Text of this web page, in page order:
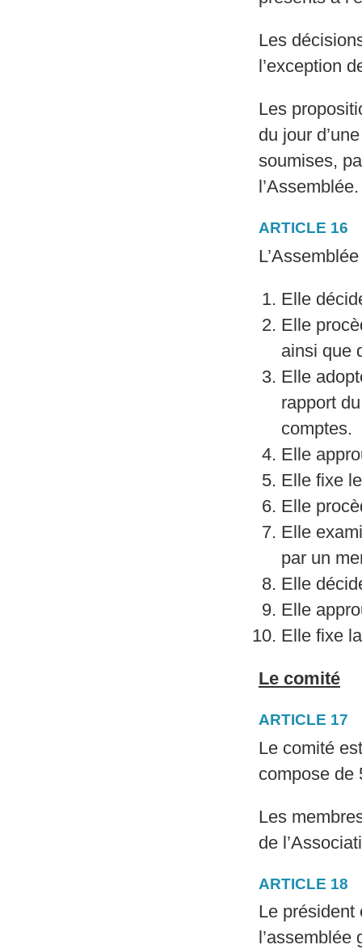
Les
l’exception
Les
du jour
soumises,
l’Assemblée.
ARTICLE 16
Elle
Elle
ainsi que
Elle
rapport
comptes.
Elle
Elle fixe
Elle
Elle
par un
Elle
Elle
Elle fixe
Le comité
ARTICLE 17
Le comité
compose de
Les
de
ARTICLE 18
Le président